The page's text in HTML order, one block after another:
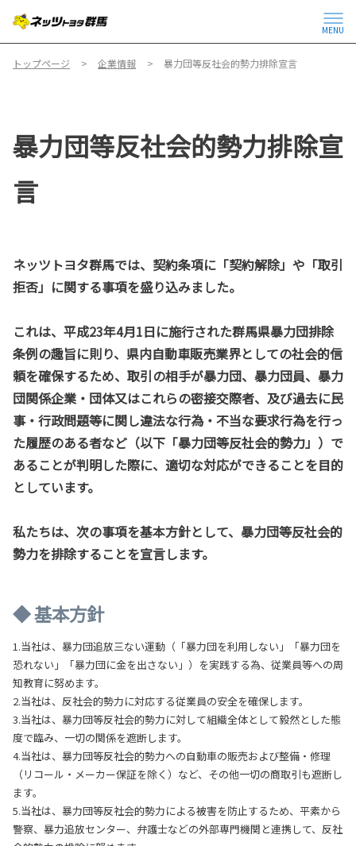
MENU
トップページ 企業情報 暴力団等反社会的勢力排除宣言
暴力団等反社会的勢力排除宣
言
ネッツトヨタ群馬では、契約条項に「契約解除」や「取引
拒否」に関する事項を盛り込みました。
これは、平成23年4月1日に施行された群馬県暴力団排除
条例の趣旨に則り、県内自動車販売業界としての社会的信
頼を確保するため、取引の相手が暴力団、暴力団員、暴力
団関係企業・団体又はこれらの密接交際者、及び過去に民
事・行政問題等に関し違法な行為・不当な要求行為を行っ
た履歴のある者など（以下「暴力団等反社会的勢力」）で
あることが判明した際に、適切な対応ができることを目的
としています。
私たちは、次の事項を基本方針として、暴力団等反社会的
勢力を排除することを宣言します。
◆ 基本方針
1.当社は、暴力団追放三ない運動（「暴力団を利用しない」「暴力団を
恐れない」「暴力団に金を出さない」）を実践する為、従業員等への周
知教育に努めます。
2.当社は、反社会的勢力に対応する従業員の安全を確保します。
3.当社は、暴力団等反社会的勢力に対して組織全体として毅然とした態
度で臨み、一切の関係を遮断します。
4.当社は、暴力団等反社会的勢力への自動車の販売および整備・修理
（リコール・メーカー保証を除く）など、その他一切の商取引も遮断し
ます。
5.当社は、暴力団等反社会的勢力による被害を防止するため、平素から
警察、暴力追放センター、弁護士などの外部専門機関と連携して、反社